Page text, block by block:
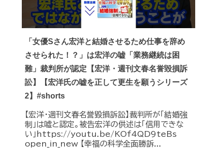
「女優Sさん宏洋と結婚させるため仕事を辞め
させられた！？」は宏洋の嘘「業務継続は困
難」裁判所が認定【宏洋・週刊文春名誉毀損訴
訟】【宏洋氏の嘘を正して更生を願うシリーズ
2】#shorts
【宏洋・週刊文春名誉毀損訴訟】裁判所が「結婚強
制」は嘘と認定。被告宏洋の供述は「信用できな
い」https://youtu.be/KOf4QD9teBs
open_in_new 【幸福の科学全面勝訴...